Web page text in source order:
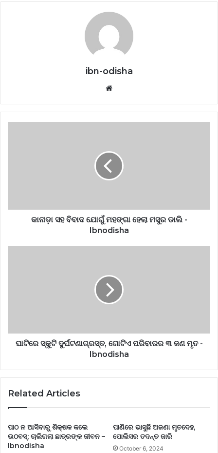
ibn-odisha
Website
କାନାଡ଼ା ସହ ବିବାଦ ଯୋଗୁଁ ମହଙ୍ଗା ହେଲା ମସୁର ଡାଲି -
Ibnodisha
ଘାଟିରେ ସ୍କୁଟି ଦୁର୍ଘଟଣାଗ୍ରସ୍ତ, ଗୋଟିଏ ପରିବାରର ୩ ଜଣ ମୃତ -
Ibnodisha
Related Articles
ପାଠ ନ ଆସିବାରୁ ଶିକ୍ଷକ କଲେ
ଉଠବସ୍; ଚାଲିଗଲା ଛାତ୍ରଙ୍କ ଜୀବନ –
Ibnodisha
ପାଣିରେ ଭାସୁଛି ଅଜଣା ମୃତଦେହ,
ପୋଲିସର ତଦନ୍ତ ଜାରି
October 6, 2024